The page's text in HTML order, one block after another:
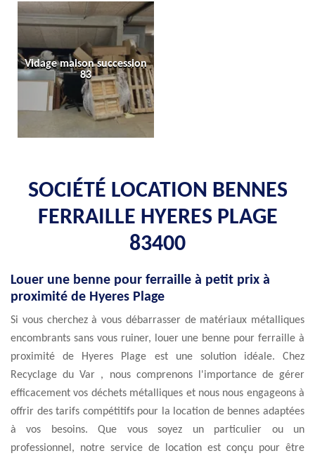
Vidage maison succession
83
SOCIÉTÉ LOCATION BENNES
FERRAILLE HYERES PLAGE
83400
Louer une benne pour ferraille à petit prix à
proximité de Hyeres Plage
Si vous cherchez à vous débarrasser de matériaux métalliques
encombrants sans vous ruiner, louer une benne pour ferraille à
proximité de Hyeres Plage est une solution idéale. Chez
Recyclage du Var , nous comprenons l'importance de gérer
efficacement vos déchets métalliques et nous nous engageons à
offrir des tarifs compétitifs pour la location de bennes adaptées
à vos besoins. Que vous soyez un particulier ou un
professionnel, notre service de location est conçu pour être